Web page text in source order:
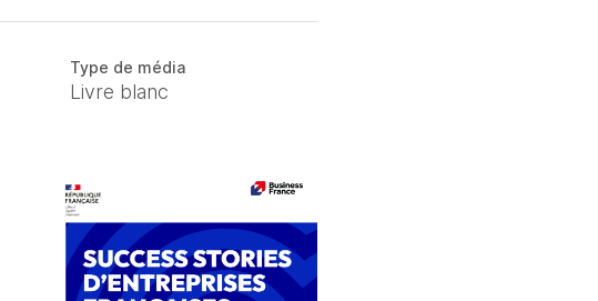
Type de média
Livre blanc